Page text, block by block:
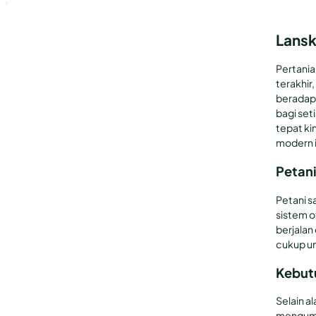
bagi
tepat
modern
Petani
sistem
berjalan
cukup
Selain